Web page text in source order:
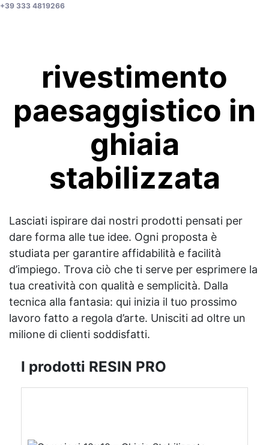
+39 333 4819266
rivestimento
paesaggistico in
ghiaia
stabilizzata
Lasciati ispirare dai nostri prodotti pensati per
dare forma alle tue idee. Ogni proposta è
studiata per garantire affidabilità e facilità
d’impiego. Trova ciò che ti serve per esprimere la
tua creatività con qualità e semplicità. Dalla
tecnica alla fantasia: qui inizia il tuo prossimo
lavoro fatto a regola d’arte. Unisciti ad oltre un
milione di clienti soddisfatti.
I prodotti RESIN PRO